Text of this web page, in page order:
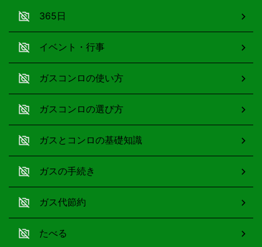
365日
イベント・行事
ガスコンロの使い方
ガスコンロの選び方
ガスとコンロの基礎知識
ガスの手続き
ガス代節約
たべる